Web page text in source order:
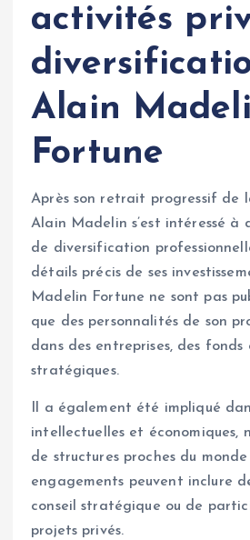
activités
Alain
Fortune
Après son retrait progressif de
Alain Madelin s’est intéressé à
de diversification
détails précis de ses
Madelin Fortune ne sont pas
que des personnalités de son
dans des entreprises, des fonds
stratégiques.
Il a également été impliqué
intellectuelles et économiques,
de structures proches du
engagements peuvent inclure
conseil stratégique ou de
projets privés.